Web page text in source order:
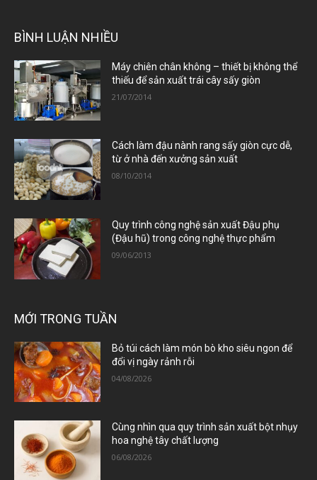
BÌNH LUẬN NHIỀU
Máy chiên chân không – thiết bị không thể
thiếu để sản xuất trái cây sấy giòn
21/07/2014
Cách làm đậu nành rang sấy giòn cực dễ,
từ ở nhà đến xưởng sản xuất
08/10/2014
Quy trình công nghệ sản xuất Đậu phụ
(Đậu hũ) trong công nghệ thực phẩm
09/06/2013
MỚI TRONG TUẦN
Bỏ túi cách làm món bò kho siêu ngon để
đổi vị ngày rảnh rỗi
04/08/2026
Cùng nhìn qua quy trình sản xuất bột nhụy
hoa nghệ tây chất lượng
06/08/2026